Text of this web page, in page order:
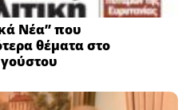
Νέα” που
θέματα στο